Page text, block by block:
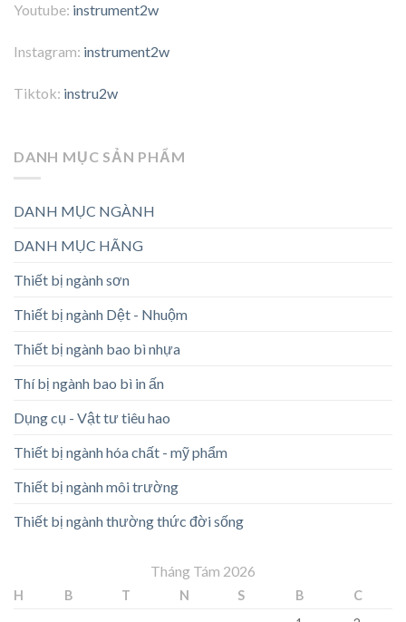
Youtube: instrument2w
Instagram: instrument2w
Tiktok: instru2w
DANH MỤC SẢN PHẨM
DANH MỤC NGÀNH
DANH MỤC HÃNG
Thiết bị ngành sơn
Thiết bị ngành Dệt - Nhuộm
Thiết bị ngành bao bì nhựa
Thí bị ngành bao bì in ấn
Dụng cụ - Vật tư tiêu hao
Thiết bị ngành hóa chất - mỹ phẩm
Thiết bị ngành môi trường
Thiết bị ngành thường thức đời sống
Tháng Tám 2026
H B T N S B
C